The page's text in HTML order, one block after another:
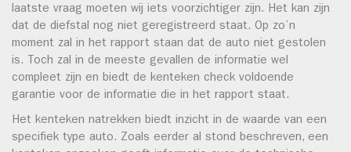
laatste vraag moeten wij iets voorzichtiger zijn. Het kan zijn
dat de diefstal nog niet geregistreerd staat. Op zo’n
moment zal in het rapport staan dat de auto niet gestolen
is. Toch zal in de meeste gevallen de informatie wel
compleet zijn en biedt de kenteken check voldoende
garantie voor de informatie die in het rapport staat.
Het kenteken natrekken biedt inzicht in de waarde van een
specifiek type auto. Zoals eerder al stond beschreven, een